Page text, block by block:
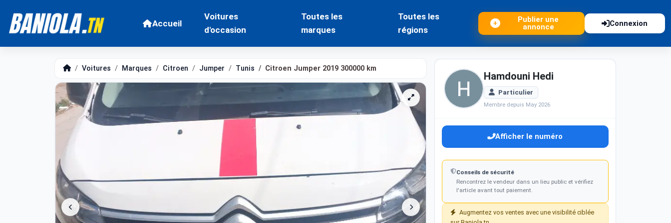
Accueil
Voitures
d'occasion
Toutes les
marques
Toutes les
régions
Publier une
annonce
Connexion
Voitures Marques Citroen Jumper Tunis Citroen Jumper 2019 300000 km
Hamdouni Hedi
Particulier
Membre depuis May 2026
Afficher le numéro
Conseils de sécurité
Rencontrez le vendeur dans un lieu public et vérifiez
l'article avant tout paiement.
Augmentez vos ventes avec une visibilité ciblée